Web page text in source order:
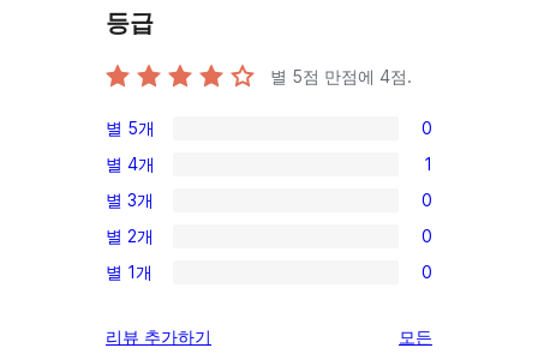
등급
별 5점 만점에 4점.
0/5-
별
점
후
기
별 5개 0
1/4-
별
점
후
별 4개 1
0/3-
별
점
기
별 3개 0
0/2-
별
후
별 2개 0
0/1-
점
별 1개 0
리뷰 추가하기 모든